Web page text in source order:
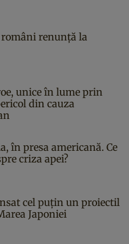
renunță la
unice în lume prin
din cauza
în presa americană. Ce
criza apei?
cel puțin un proiectil
Japoniei